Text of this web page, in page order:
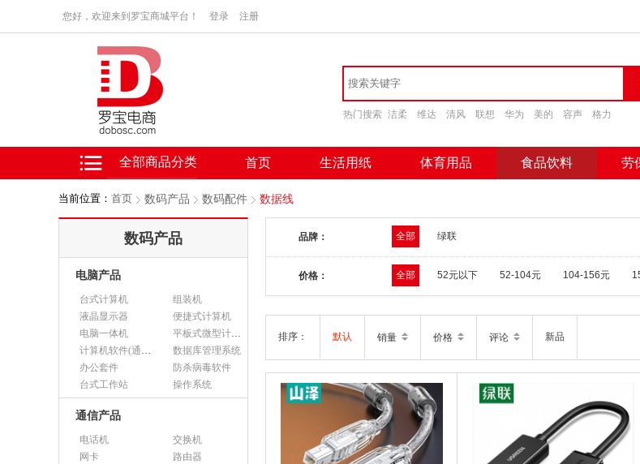
您好，欢迎来到罗宝商城平台！ 登录 注册
热门搜索 洁柔 维达 清风 联想 华为 美的 容声 格力
全部商品分类 首页 生活用纸 体育用品 食品饮料 劳
当前位置： 首页 数码产品 数码配件 数据线
数码产品
电脑产品
台式计算机
组装机
液晶显示器
便捷式计算机
电脑一体机
平板式微型计算机
计算机软件(通用软件)
数据库管理系统
办公套件
防杀病毒软件
台式工作站
操作系统
通信产品
电话机
交换机
网卡
路由器
品牌： 全部 绿联
价格： 全部 52元以下 52-104元 104-156元
排序： 默认 销量 价格 评论 新品